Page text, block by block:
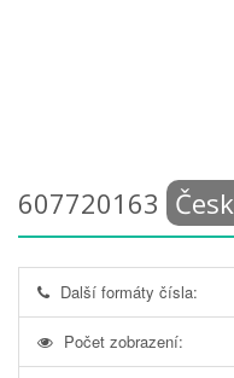
607720163
Další formáty čísla:
Počet zobrazení: